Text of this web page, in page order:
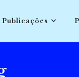
Publicações